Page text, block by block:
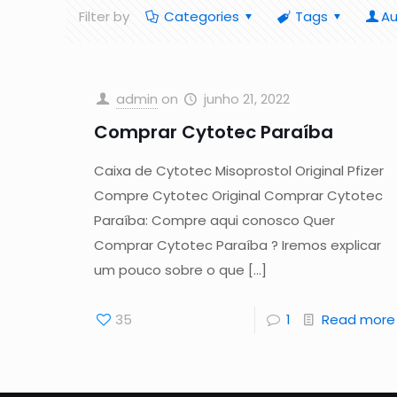
Filter by Categories Tags
admin on junho 21, 2022
Comprar Cytotec Paraíba
Caixa de Cytotec Misoprostol Original Pfizer
Compre Cytotec Original Comprar Cytotec
Paraíba: Compre aqui conosco Quer
Comprar Cytotec Paraíba ? Iremos explicar
um pouco sobre o que […]
35 1 Read more